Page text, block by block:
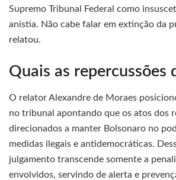
Supremo Tribunal Federal como
anistia. Não cabe falar em extinção da
relatou.
Quais as repercussões
O relator Alexandre de Moraes
no tribunal apontando que os atos dos
direcionados a manter Bolsonaro no
medidas ilegais e antidemocráticas.
julgamento transcende somente a
envolvidos, servindo de alerta e